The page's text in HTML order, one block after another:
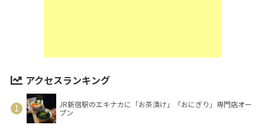
アクセスランキング
JR新宿駅のエキナカに「お茶漬け」「おにぎり」専門店オー
プン